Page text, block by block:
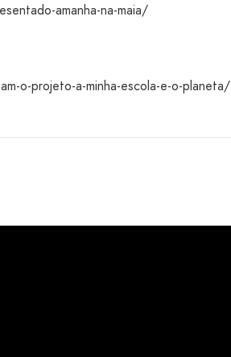
amanha-na-maia/
o-projeto-a-minha-escola-e-o-planeta/